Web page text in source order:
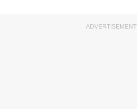
ADVERTISEMENT